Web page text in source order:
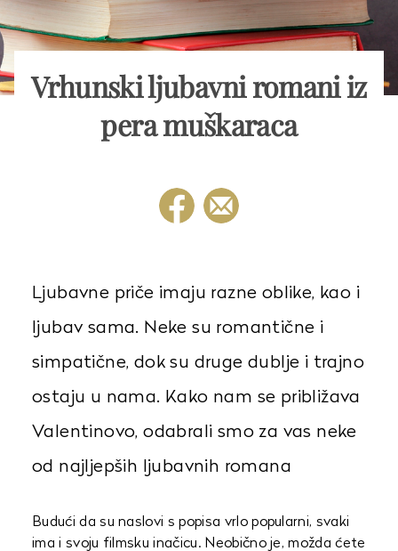
Vrhunski ljubavni romani iz
pera muškaraca
Ljubavne priče imaju razne oblike, kao i
ljubav sama. Neke su romantične i
simpatične, dok su druge dublje i trajno
ostaju u nama. Kako nam se približava
Valentinovo, odabrali smo za vas neke
od najljepših ljubavnih romana
Budući da su naslovi s popisa vrlo popularni, svaki
ima i svoju filmsku inačicu. Neobično je, možda ćete